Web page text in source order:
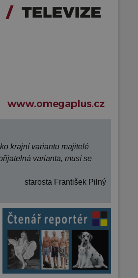
krajní variantu majitelé
varianta, musí se
starosta František Pilný